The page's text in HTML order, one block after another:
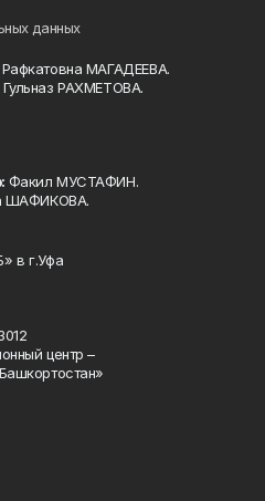
данных
МАГАДЕЕВА.
Гульназ РАХМЕТОВА.
Факил МУСТАФИН.
ШАФИКОВА.
в г.Уфа
центр –